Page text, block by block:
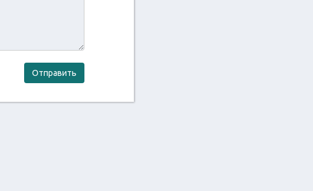
Отправить